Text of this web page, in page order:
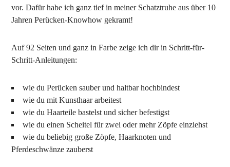
vor. Dafür habe ich ganz tief in meiner Schatztruhe aus über 10
Jahren Perücken-Knowhow gekramt!
Auf 92 Seiten und ganz in Farbe zeige ich dir in Schritt-für-
Schritt-Anleitungen:
wie du Perücken sauber und haltbar hochbindest
wie du mit Kunsthaar arbeitest
wie du Haarteile bastelst und sicher befestigst
wie du einen Scheitel für zwei oder mehr Zöpfe einziehst
wie du beliebig große Zöpfe, Haarknoten und
Pferdeschwänze zauberst